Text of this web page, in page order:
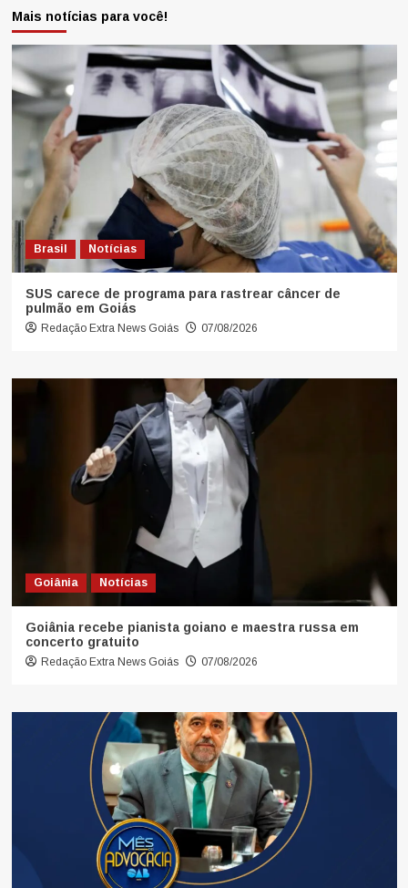
Mais notícias para você!
Brasil Notícias
SUS carece de programa para rastrear câncer de
pulmão em Goiás
Redação Extra News Goiás 07/08/2026
Goiânia Notícias
Goiânia recebe pianista goiano e maestra russa em
concerto gratuito
Redação Extra News Goiás 07/08/2026